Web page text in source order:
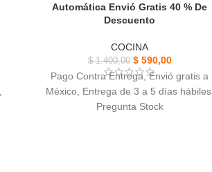
Automática Envió Gratis 40 % De
Descuento
COCINA
$1.400,00 $590,00
Pago Contra Entrega, Envió gratis a
México, Entrega de 3 a 5 días hábiles,
Pregunta Stock